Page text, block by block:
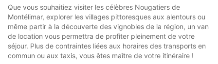
Que vous souhaitiez visiter les célèbres Nougatiers de
Montélimar, explorer les villages pittoresques aux alentours ou
même partir à la découverte des vignobles de la région, un van
de location vous permettra de profiter pleinement de votre
séjour. Plus de contraintes liées aux horaires des transports en
commun ou aux taxis, vous êtes maître de votre itinéraire !